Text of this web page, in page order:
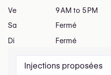
Injections proposées
Ve
9 AM to 5 PM
Sa
Fermé
Di
Fermé